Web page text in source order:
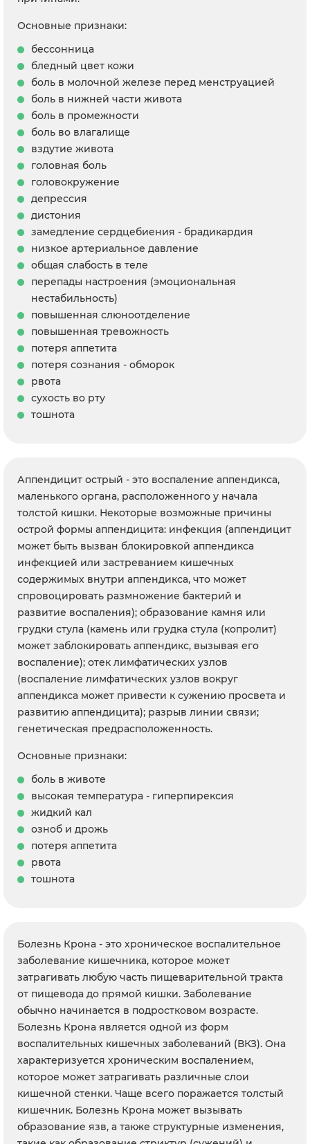
Основные признаки:
бессонница
бледный цвет кожи
боль в молочной железе перед менструацией
боль в нижней части живота
боль в промежности
боль во влагалище
вздутие живота
головная боль
головокружение
депрессия
дистония
замедление сердцебиения - брадикардия
низкое артериальное давление
общая слабость в теле
перепады настроения (эмоциональная
нестабильность)
повышенная слюноотделение
повышенная тревожность
потеря аппетита
потеря сознания - обморок
рвота
сухость во рту
тошнота
Аппендицит острый - это воспаление аппендикса,
маленького органа, расположенного у начала
толстой кишки. Некоторые возможные причины
острой формы аппендицита: инфекция (аппендицит
может быть вызван блокировкой аппендикса
инфекцией или застреванием кишечных
содержимых внутри аппендикса, что может
спровоцировать размножение бактерий и
развитие воспаления); образование камня или
грудки стула (камень или грудка стула (копролит)
может заблокировать аппендикс, вызывая его
воспаление); отек лимфатических узлов
(воспаление лимфатических узлов вокруг
аппендикса может привести к сужению просвета и
развитию аппендицита); разрыв линии связи;
генетическая предрасположенность.
Основные признаки:
боль в животе
высокая температура - гиперпирексия
жидкий кал
озноб и дрожь
потеря аппетита
рвота
тошнота
Болезнь Крона - это хроническое воспалительное
заболевание кишечника, которое может
затрагивать любую часть пищеварительной тракта
от пищевода до прямой кишки. Заболевание
обычно начинается в подростковом возрасте.
Болезнь Крона является одной из форм
воспалительных кишечных заболеваний (ВКЗ). Она
характеризуется хроническим воспалением,
которое может затрагивать различные слои
кишечной стенки. Чаще всего поражается толстый
кишечник. Болезнь Крона может вызывать
образование язв, а также структурные изменения,